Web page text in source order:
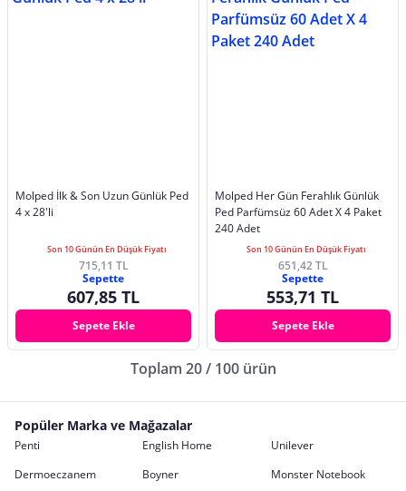
Molped İlk & Son Uzun Günlük Ped
4 x 28'li
Son 10 Günün En Düşük Fiyatı
715,11 TL
Sepette
607,85 TL
Sepete Ekle
Molped Her Gün Ferahlık Günlük
Ped Parfümsüz 60 Adet X 4 Paket
240 Adet
Son 10 Günün En Düşük Fiyatı
651,42 TL
Sepette
553,71 TL
Sepete Ekle
Toplam 20 / 100 ürün
Popüler Marka ve Mağazalar
Penti English Home
Unilever
Dermoeczanem
Boyner
Monster Notebook